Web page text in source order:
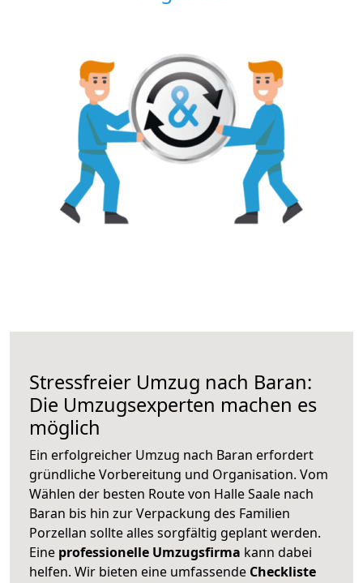
Stressfreier Umzug nach Baran:
Die Umzugsexperten machen es
möglich
Ein erfolgreicher Umzug nach Baran erfordert
gründliche Vorbereitung und Organisation. Vom
Wählen der besten Route von Halle Saale nach
Baran bis hin zur Verpackung des Familien
Porzellan sollte alles sorgfältig geplant werden.
Eine professionelle Umzugsfirma kann dabei
helfen. Wir bieten eine umfassende Checkliste